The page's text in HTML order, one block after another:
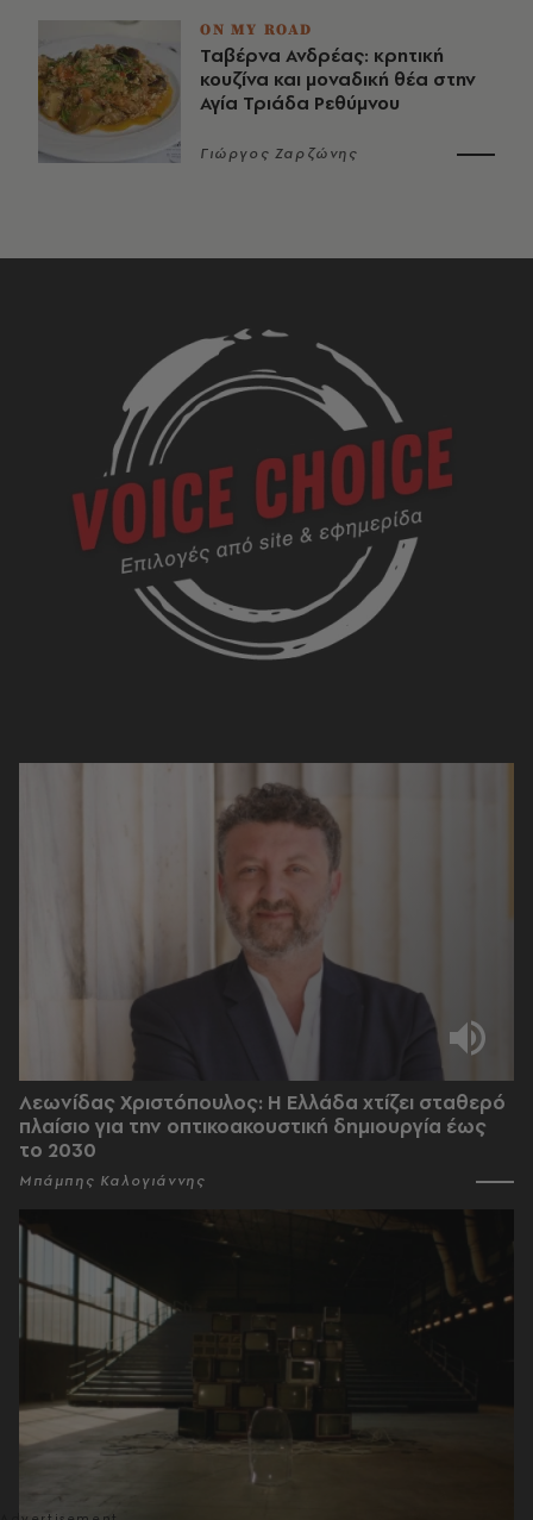
ON MY ROAD
Ταβέρνα Ανδρέας: κρητική
κουζίνα και μοναδική θέα στην
Αγία Τριάδα Ρεθύμνου
Γιώργος Ζαρζώνης
Λεωνίδας Χριστόπουλος: Η Ελλάδα χτίζει σταθερό
πλαίσιο για την οπτικοακουστική δημιουργία έως
το 2030
Μπάμπης Καλογιάννης